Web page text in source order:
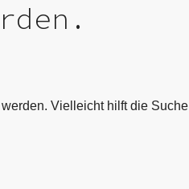
Vielleicht hilft die Suche